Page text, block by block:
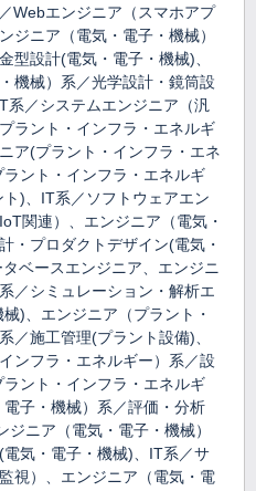
Webエンジニア（スマホアプ
ジニア（電気・電子・機械）
型設計(電気・電子・機械)、
機械）系／光学設計・鏡筒設
系／システムエンジニア（汎
ラント・インフラ・エネルギ
ア(プラント・インフラ・エネ
ント・インフラ・エネルギ
)、IT系／ソフトウェアエン
関連）、エンジニア（電気・
・プロダクトデザイン(電気・
ベースエンジニア、エンジニ
／シミュレーション・解析エ
)、エンジニア（プラント・
／施工管理(プラント設備)、
ンフラ・エネルギー）系／設
ント・インフラ・エネルギ
子・機械）系／評価・分析
ニア（電気・電子・機械）
気・電子・機械)、IT系／サ
視）、エンジニア（電気・電